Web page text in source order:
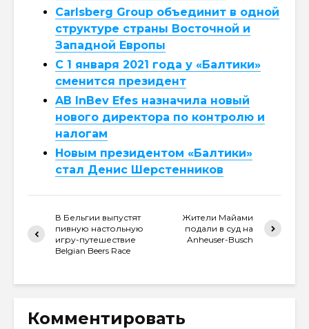
Carlsberg Group объединит в одной
структуре страны Восточной и
Западной Европы
С 1 января 2021 года у «Балтики»
сменится президент
AB InBev Efes назначила новый
нового директора по контролю и
налогам
Новым президентом «Балтики»
стал Денис Шерстенников
В Бельгии выпустят
пивную настольную
игру-путешествие
Belgian Beers Race
Жители Майами
подали в суд на
Anheuser-Busch
Комментировать